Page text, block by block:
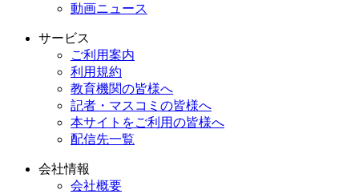
動画ニュース
サービス
ご利用案内
利用規約
教育機関の皆様へ
記者・マスコミの皆様へ
本サイトをご利用の皆様へ
配信先一覧
会社情報
会社概要